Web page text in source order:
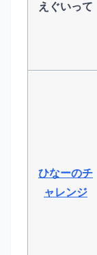
えぐいって
ひなーのチ
ャレンジ